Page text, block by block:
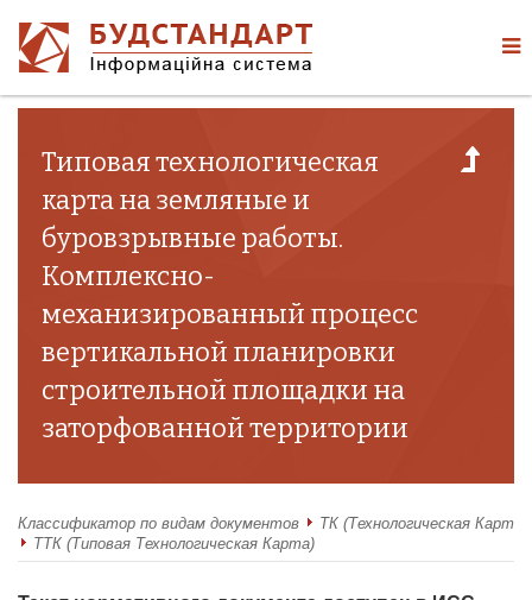
Типовая технологическая
карта на земляные и
буровзрывные работы.
Комплексно-
механизированный процесс
вертикальной планировки
строительной площадки на
заторфованной территории
Классификатор по видам документов
ТК (Технологическая Карта)
ТТК (Типовая Технологическая Карта)